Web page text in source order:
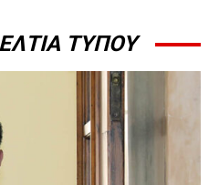
ΤΥΠΟΥ